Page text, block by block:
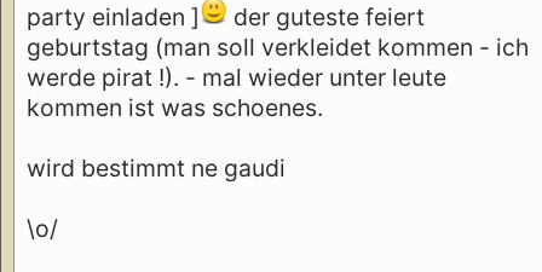
party einladen ]
der guteste feiert
geburtstag (man soll verkleidet kommen - ich
werde pirat !). - mal wieder unter leute
kommen ist was schoenes.
wird bestimmt ne gaudi
\o/